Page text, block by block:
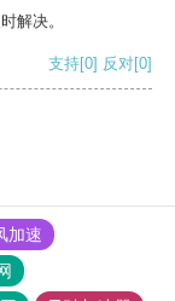
解决。
支持[0] 反对[0]
加速